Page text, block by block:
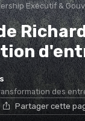
Exécutif & Gouvernance
des
Partager cette